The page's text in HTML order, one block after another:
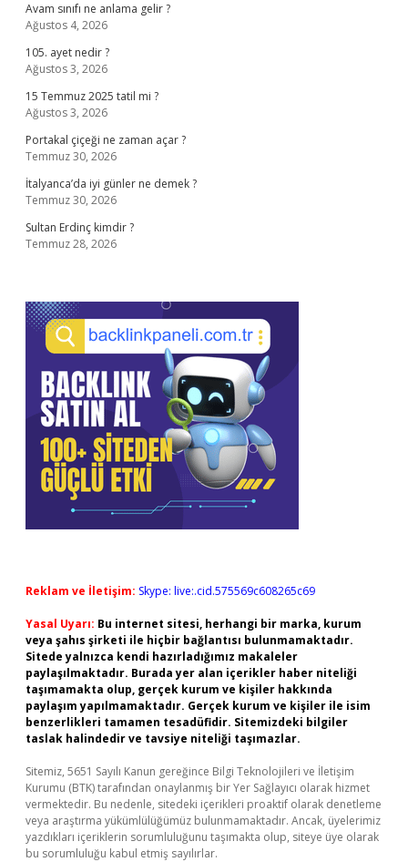
Avam sınıfı ne anlama gelir ?
Ağustos 4, 2026
105. ayet nedir ?
Ağustos 3, 2026
15 Temmuz 2025 tatil mi ?
Ağustos 3, 2026
Portakal çiçeği ne zaman açar ?
Temmuz 30, 2026
İtalyanca’da iyi günler ne demek ?
Temmuz 30, 2026
Sultan Erdinç kimdir ?
Temmuz 28, 2026
Reklam ve İletişim: Skype: live:.cid.575569c608265c69
Yasal Uyarı: Bu internet sitesi, herhangi bir marka, kurum
veya şahıs şirketi ile hiçbir bağlantısı bulunmamaktadır.
Sitede yalnızca kendi hazırladığımız makaleler
paylaşılmaktadır. Burada yer alan içerikler haber niteliği
taşımamakta olup, gerçek kurum ve kişiler hakkında
paylaşım yapılmamaktadır. Gerçek kurum ve kişiler ile isim
benzerlikleri tamamen tesadüfidir. Sitemizdeki bilgiler
taslak halindedir ve tavsiye niteliği taşımazlar.
Sitemiz, 5651 Sayılı Kanun gereğince Bilgi Teknolojileri ve İletişim
Kurumu (BTK) tarafından onaylanmış bir Yer Sağlayıcı olarak hizmet
vermektedir. Bu nedenle, sitedeki içerikleri proaktif olarak denetleme
veya araştırma yükümlülüğümüz bulunmamaktadır. Ancak, üyelerimiz
yazdıkları içeriklerin sorumluluğunu taşımakta olup, siteye üye olarak
bu sorumluluğu kabul etmiş sayılırlar.